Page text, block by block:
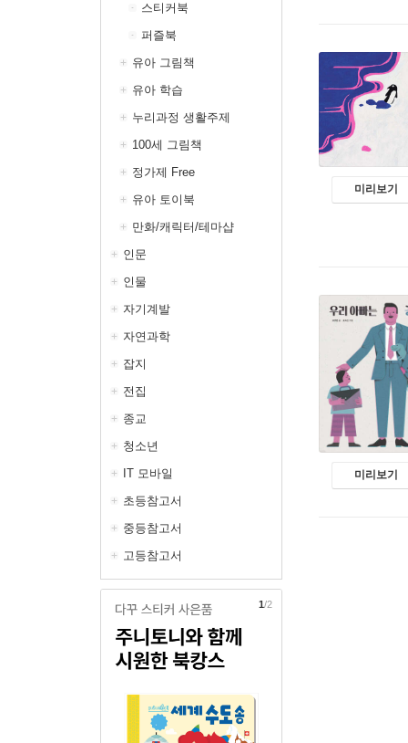
스티커북
퍼즐북
유아 그림책
유아 학습
누리과정 생활주제
100세 그림책
정가제 Free
유아 토이북
만화/캐릭터/테마샵
인문
인물
자기계발
자연과학
잡지
전집
종교
청소년
IT 모바일
초등참고서
중등참고서
고등참고서
1/2
미리보기
미리보기